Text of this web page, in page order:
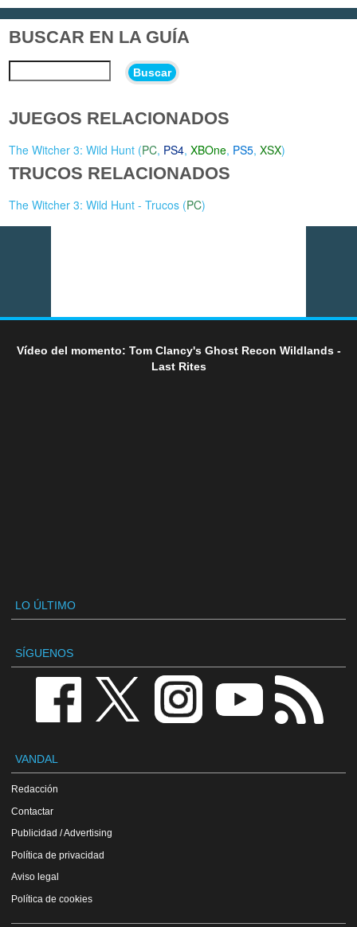
BUSCAR EN LA GUÍA
Buscar
JUEGOS RELACIONADOS
The Witcher 3: Wild Hunt (PC, PS4,XBOne, PS5,XSX)
TRUCOS RELACIONADOS
The Witcher 3: Wild Hunt - Trucos (PC)
Vídeo del momento: Tom Clancy's Ghost Recon Wildlands -
Last Rites
LO ÚLTIMO
SÍGUENOS
VANDAL
Redacción
Contactar
Publicidad / Advertising
Política de privacidad
Aviso legal
Política de cookies